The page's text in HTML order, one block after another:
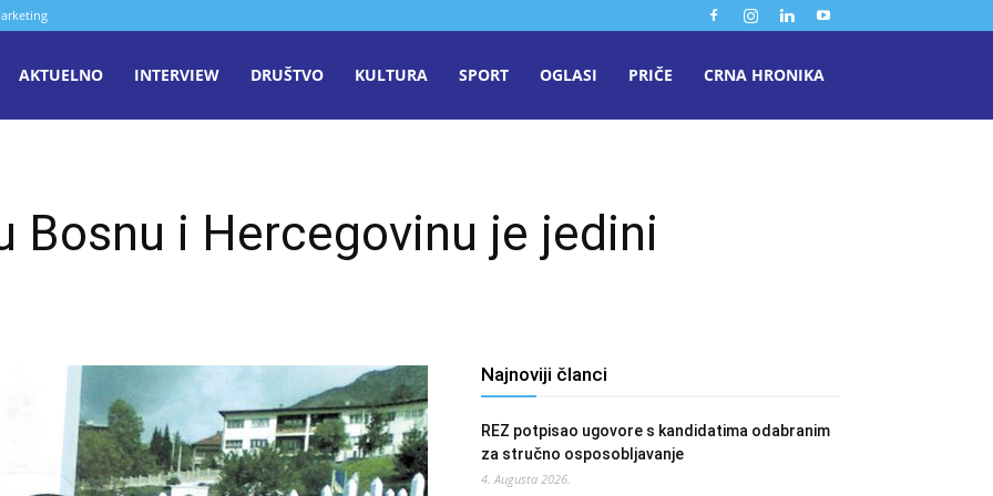
AKTUELNO INTERVIEW DRUŠTVO KULTURA SPORT OGLASI PRIČE CRNA HRONIKA
Bosnu i Hercegovinu je jedini
Najnoviji članci
REZ potpisao ugovore s kandidatima odabranim
za stručno osposobljavanje
4. Augusta 2026.